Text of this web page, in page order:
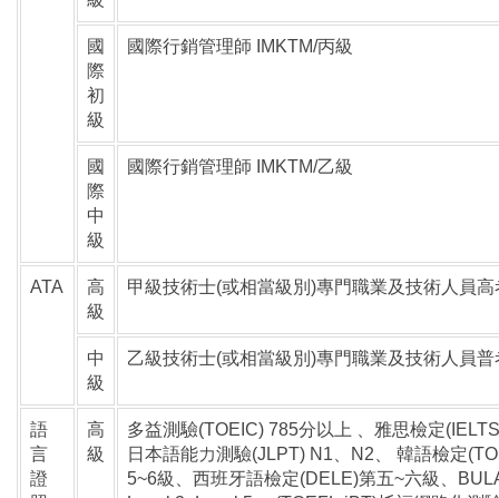
國
際
初
級
國際行銷管理師 IMKTM/丙級
國
際
中
級
國際行銷管理師 IMKTM/乙級
ATA
高
級
甲級技術士(或相當級別)專門職業及技術人員高
中
級
乙級技術士(或相當級別)專門職業及技術人員普
語
言
證
高
級
多益測驗(TOEIC) 785分以上 、雅思檢定
日本語能力測驗(JLPT) N1、N2、 韓語檢定
5~6級、西班牙語檢定(DELE)第五~六級、